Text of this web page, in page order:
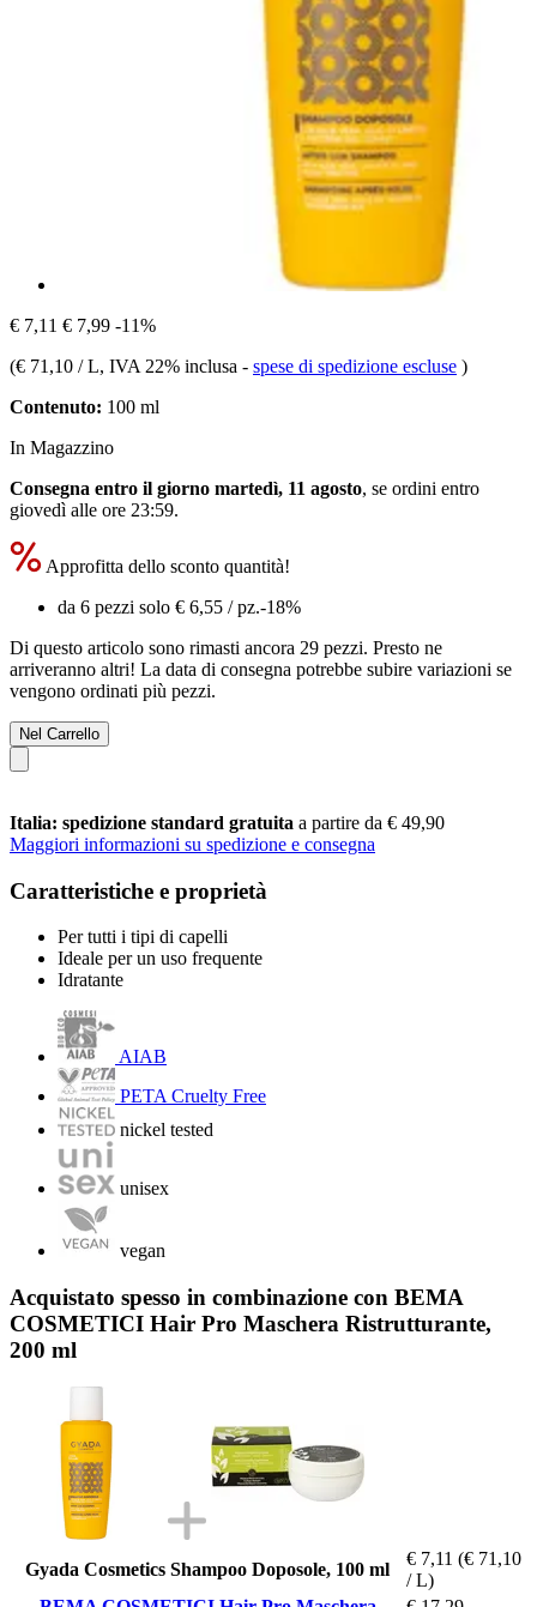
€ 7,11 € 7,99 -11%
(€ 71,10 / L, IVA 22% inclusa - spese di spedizione escluse )
Contenuto: 100 ml
In Magazzino
Consegna entro il giorno martedì, 11 agosto, se ordini entro
giovedì alle ore 23:59.
Approfitta dello sconto quantità!
da 6 pezzi solo € 6,55 / pz.-18%
Di questo articolo sono rimasti ancora 29 pezzi. Presto ne
arriveranno altri! La data di consegna potrebbe subire variazioni se
vengono ordinati più pezzi.
Nel Carrello
Italia: spedizione standard gratuita a partire da € 49,90
Maggiori informazioni su spedizione e consegna
Caratteristiche e proprietà
Per tutti i tipi di capelli
Ideale per un uso frequente
Idratante
AIAB
PETA Cruelty Free
nickel tested
unisex
vegan
Acquistato spesso in combinazione con BEMA
COSMETICI Hair Pro Maschera Ristrutturante,
200 ml
Gyada Cosmetics Shampoo Doposole, 100 ml
€ 7,11 (€ 71,10
/ L)